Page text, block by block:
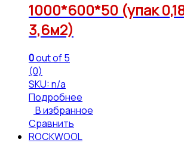
1000*600*50 (упак
3,6м2)
0out of 5
(0)
SKU: n/a
Подробнее
В избранное
Сравнить
ROCKWOOL